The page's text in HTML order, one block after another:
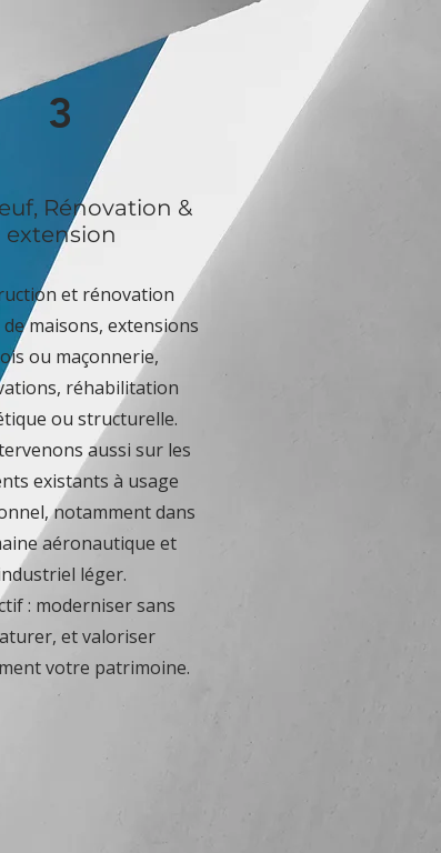
3
Rénovation &
extension
et rénovation
maisons, extensions
ou maçonnerie,
réhabilitation
ou structurelle.
aussi sur les
existants à usage
notamment dans
aéronautique et
léger.
: moderniser sans
et valoriser
votre patrimoine.